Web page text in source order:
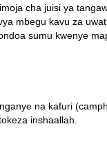
cha juisi ya
mbegu kavu za
sumu kwenye
na kafuri
inshaallah.